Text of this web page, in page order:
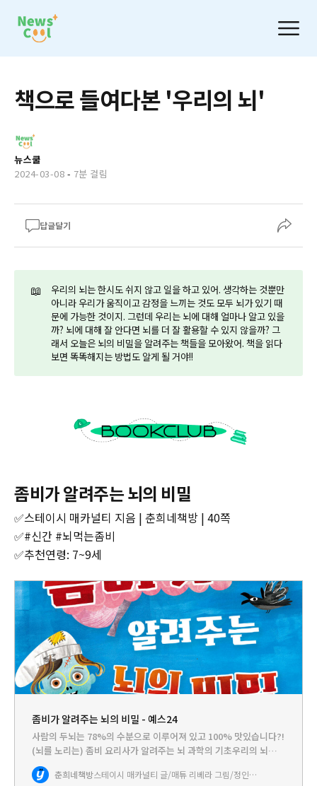
책으로 들여다본 '우리의 뇌'
뉴스쿨
2024-03-08 - 7분 걸림
답글달기
📖
우리의 뇌는 한시도 쉬지 않고 일을 하고 있어. 생각하는 것뿐만
아니라 우리가 움직이고 감정을 느끼는 것도 모두 뇌가 있기 때
문에 가능한 것이지. 그런데 우리는 뇌에 대해 얼마나 알고 있을
까? 뇌에 대해 잘 안다면 뇌를 더 잘 활용할 수 있지 않을까? 그
래서 오늘은 뇌의 비밀을 알려주는 책들을 모아왔어. 책을 읽다
보면 똑똑해지는 방법도 알게 될 거야!!
좀비가 알려주는 뇌의 비밀
✅스테이시 매카널티 지음 | 춘희네책방 | 40쪽
‌✅#신간 #뇌먹는좀비
‌✅추천연령: 7~9세
좀비가 알려주는 뇌의 비밀 - 예스24
사람의 두뇌는 78%의 수분으로 이루어져 있고 100% 맛있습니다?!
(뇌를 노리는) 좀비 요리사가 알려주는 뇌 과학의 기초우리의 뇌가
오감으로 느낀 신호를 어떻게 처리하는지부터 주름이 가득한 인간의
뇌가 매끄러운 쥐의 뇌보다 훨씬 강력한 이유까지! 뇌에 대한…
춘희네책방 스테이시 매카널티 글/매튜 리베라 그림/정인호 역